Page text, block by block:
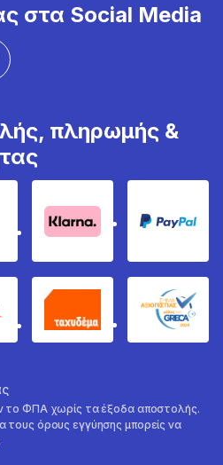
στα Social Media
πληρωμής &
Pay & Apple Pay
Klarna PayPal
Ταχυδέμα
το ΦΠΑ χωρίς τα έξοδα αποστολής.
τους όρους εγγύησης μπορείς να